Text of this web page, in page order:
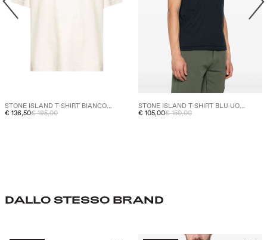
STONE ISLAND T-SHIRT BIANCO...
€ 136,50€ 195,00
STONE ISLAND T-SHIRT BLU UO...
€ 105,00€ 150,00
DALLO STESSO BRAND